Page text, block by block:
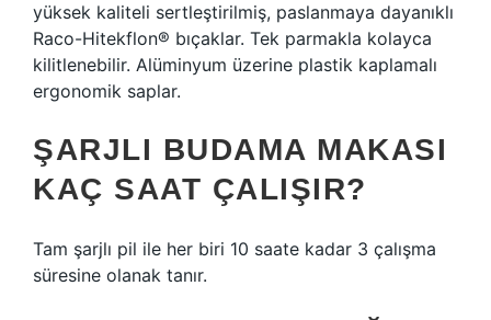
yüksek kaliteli sertleştirilmiş, paslanmaya dayanıklı
Raco-Hitekflon® bıçaklar. Tek parmakla kolayca
kilitlenebilir. Alüminyum üzerine plastik kaplamalı
ergonomik saplar.
ŞARJLI BUDAMA MAKASI
KAÇ SAAT ÇALIŞIR?
Tam şarjlı pil ile her biri 10 saate kadar 3 çalışma
süresine olanak tanır.